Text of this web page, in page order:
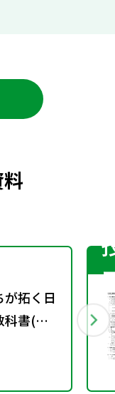
拓く日
科書(現
主権者
導資料